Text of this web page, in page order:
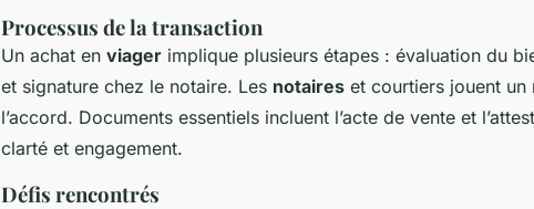
Processus de la transaction
Un achat en viager implique plusieurs étapes : évaluation du
et signature chez le notaire. Les notaires et courtiers jouent
l’accord. Documents essentiels incluent l’acte de vente et
clarté et engagement.
Défis rencontrés